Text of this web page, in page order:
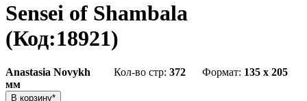
Sensei of Shambala
(Код:18921)
Anastasia Novykh Кол-во стр: 372 Формат: 135 x 205
мм